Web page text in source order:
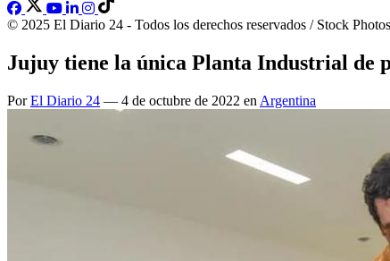
© 2025 El Diario 24 - Todos los derechos reservados / Stock
Jujuy tiene la única Planta Industrial de
PorEl Diario 24 — 4 de octubre de 2022 en Argentina